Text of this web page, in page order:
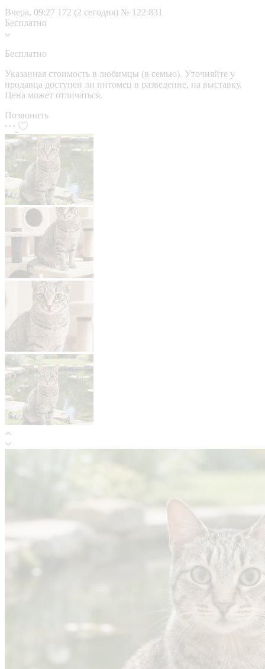
Вчера, 09:27 172 (2 сегодня) № 122 831
Бесплатно
Бесплатно
Указанная стоимость в любимцы (в семью). Уточняйте у
продавца доступен ли питомец в разведение, на выставку.
Цена может отличаться.
Позвонить